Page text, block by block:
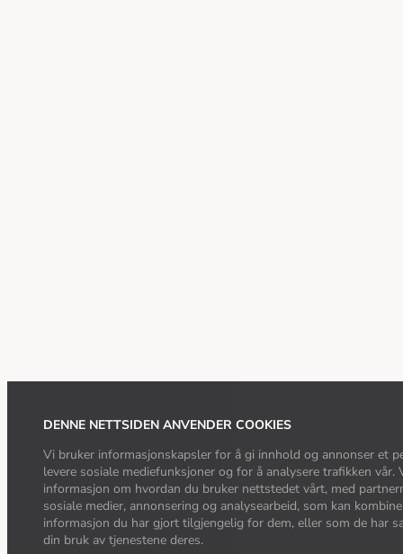
DENNE NETTSIDEN ANVENDER COOKIES
Vi bruker informasjonskapsler for å gi innhold og annonser et
levere sosiale mediefunksjoner og for å analysere trafikken vår.
informasjon om hvordan du bruker nettstedet vårt, med
sosiale medier, annonsering og analysearbeid, som kan
informasjon du har gjort tilgjengelig for dem, eller som de har
din bruk av tjenestene deres.